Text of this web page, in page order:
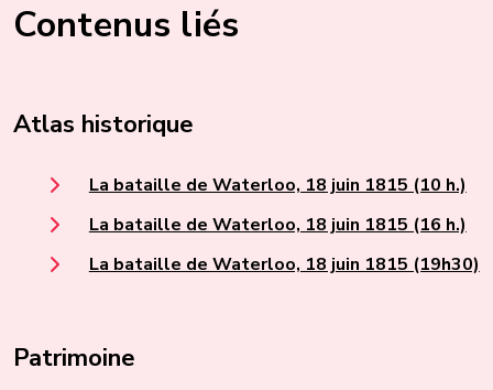
Contenus liés
Atlas historique
La bataille de Waterloo, 18 juin 1815 (10 h.)
La bataille de Waterloo, 18 juin 1815 (16 h.)
La bataille de Waterloo, 18 juin 1815 (19h30)
Patrimoine